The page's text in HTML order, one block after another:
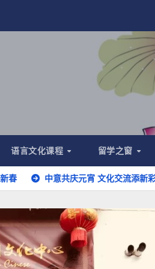
语言文化课程 留学之窗
中意共庆元宵 文化交流添新彩——2025“